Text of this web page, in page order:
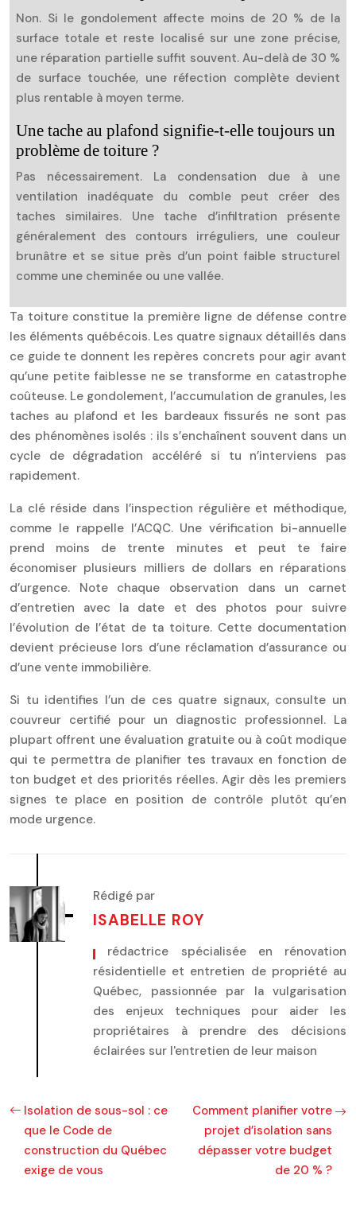
Non. Si le gondolement affecte moins de 20 % de la
surface totale et reste localisé sur une zone précise,
une réparation partielle suffit souvent. Au-delà de 30 %
de surface touchée, une réfection complète devient
plus rentable à moyen terme.
Une tache au plafond signifie-t-elle toujours un
problème de toiture ?
Pas nécessairement. La condensation due à une
ventilation inadéquate du comble peut créer des
taches similaires. Une tache d’infiltration présente
généralement des contours irréguliers, une couleur
brunâtre et se situe près d’un point faible structurel
comme une cheminée ou une vallée.
Ta toiture constitue la première ligne de défense contre
les éléments québécois. Les quatre signaux détaillés dans
ce guide te donnent les repères concrets pour agir avant
qu’une petite faiblesse ne se transforme en catastrophe
coûteuse. Le gondolement, l’accumulation de granules, les
taches au plafond et les bardeaux fissurés ne sont pas
des phénomènes isolés : ils s’enchaînent souvent dans un
cycle de dégradation accéléré si tu n’interviens pas
rapidement.
La clé réside dans l’inspection régulière et méthodique,
comme le rappelle l’ACQC. Une vérification bi-annuelle
prend moins de trente minutes et peut te faire
économiser plusieurs milliers de dollars en réparations
d’urgence. Note chaque observation dans un carnet
d’entretien avec la date et des photos pour suivre
l’évolution de l’état de ta toiture. Cette documentation
devient précieuse lors d’une réclamation d’assurance ou
d’une vente immobilière.
Si tu identifies l’un de ces quatre signaux, consulte un
couvreur certifié pour un diagnostic professionnel. La
plupart offrent une évaluation gratuite ou à coût modique
qui te permettra de planifier tes travaux en fonction de
ton budget et des priorités réelles. Agir dès les premiers
signes te place en position de contrôle plutôt qu’en
mode urgence.
Rédigé par
ISABELLE ROY
, rédactrice spécialisée en rénovation
résidentielle et entretien de propriété au
Québec, passionnée par la vulgarisation
des enjeux techniques pour aider les
propriétaires à prendre des décisions
éclairées sur l'entretien de leur maison
Isolation de sous-sol : ce
que le Code de
construction du Québec
exige de vous
Comment planifier votre
projet d’isolation sans
dépasser votre budget
de 20 % ?